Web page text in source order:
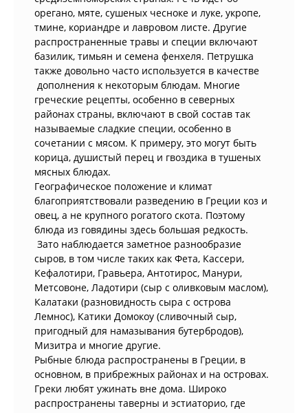
орегано, мяте, сушеных чесноке и луке, укропе,
тмине, кориандре и лавровом листе. Другие
распространенные травы и специи включают
базилик, тимьян и семена фенхеля. Петрушка
также довольно часто используется в качестве
дополнения к некоторым блюдам. Многие
греческие рецепты, особенно в северных
районах страны, включают в свой состав так
называемые сладкие специи, особенно в
сочетании с мясом. К примеру, это могут быть
корица, душистый перец и гвоздика в тушеных
мясных блюдах.
Географическое положение и климат
благоприятствовали разведению в Греции коз и
овец, а не крупного рогатого скота. Поэтому
блюда из говядины здесь большая редкость.
Зато наблюдается заметное разнообразие
сыров, в том числе таких как Фета, Кассери,
Кефалотири, Гравьера, Антотирос, Манури,
Метсовоне, Ладотири (сыр с оливковым маслом),
Калатаки (разновидность сыра с острова
Лемнос), Катики Домокоу (сливочный сыр,
пригодный для намазывания бутербродов),
Мизитра и многие другие.
Рыбные блюда распространены в Греции, в
основном, в прибрежных районах и на островах.
Греки любят ужинать вне дома. Широко
распространены таверны и эстиаторио, где